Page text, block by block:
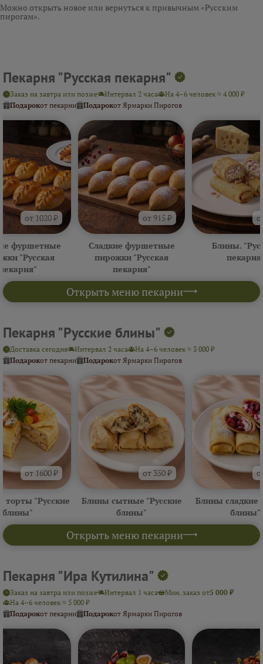
Можно открыть новое или вернуться к привычным «Русским
пирогам».
Пекарня "Русская пекарня"
Открыть меню пекарни
Заказ на завтра или позже Интервал 2 часа
На 4–6 человек ≈ 4 000 ₽
Подарокот пекарни Подарокот Ярмарки Пирогов
от 1020 ₽
фуршетные
"Русская
от 915 ₽
Сладкие фуршетные
пирожки "Русская
пекарня"
Блины.
Пекарня "Русские блины"
Открыть меню пекарни
Доставка сегодня Интервал 2 часа
На 4–6 человек ≈ 3 000 ₽
Подарокот пекарни Подарокот Ярмарки Пирогов
от 1600 ₽
торты "Русские
блины"
от 350 ₽
Блины сытные "Русские
блины"
Блины сладкие
блины"
Пекарня "Ира Кутилина"
Заказ на завтра или позже Интервал 1 часа Мин. заказ от5 000 ₽
На 4–6 человек ≈ 5 000 ₽
Подарокот пекарни Подарокот Ярмарки Пирогов